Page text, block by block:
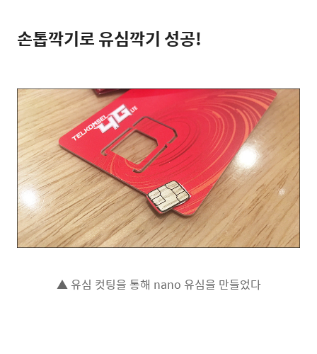
손톱깍기로 유심깍기 성공!
▲ 유심 컷팅을 통해 nano 유심을 만들었다